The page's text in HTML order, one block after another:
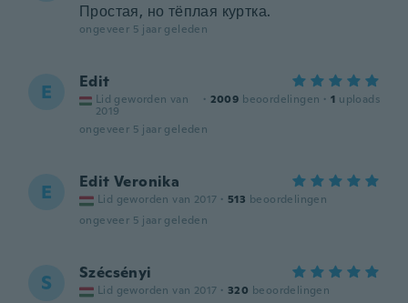
Простая, но тёплая куртка.
ongeveer 5 jaar geleden
E Edit
Lid geworden van
2019
· 2009 beoordelingen · 1 uploads
ongeveer 5 jaar geleden
E Edit Veronika
Lid geworden van 2017 · 513 beoordelingen
ongeveer 5 jaar geleden
S Szécsényi
Lid geworden van 2017 · 320 beoordelingen